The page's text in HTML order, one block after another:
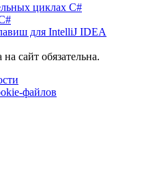
циклах C#
для IntelliJ IDEA
сайт обязательна.
файлов